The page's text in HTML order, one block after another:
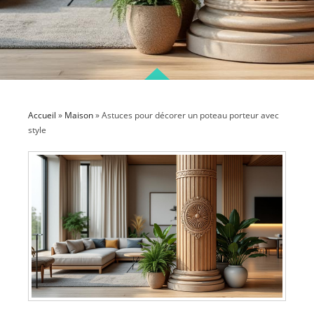
Accueil » Maison»Astuces pour décorer un poteau porteur avec
style